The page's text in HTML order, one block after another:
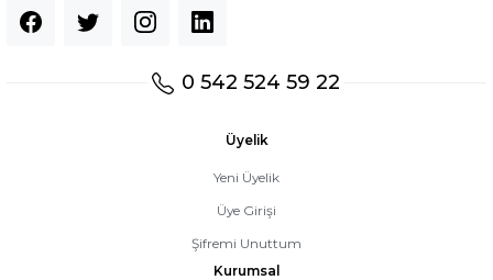
0 542 524 59 22
Üyelik
Yeni Üyelik
Üye Girişi
Şifremi Unuttum
Kurumsal